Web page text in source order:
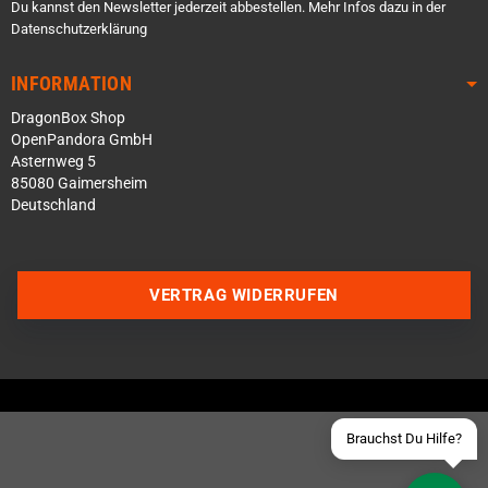
Du kannst den Newsletter jederzeit abbestellen. Mehr Infos dazu in der
Datenschutzerklärung
INFORMATION
DragonBox Shop
OpenPandora GmbH
Asternweg 5
85080 Gaimersheim
Deutschland
Brauchst Du Hilfe?
Schick uns eine eMail
VERTRAG WIDERRUFEN